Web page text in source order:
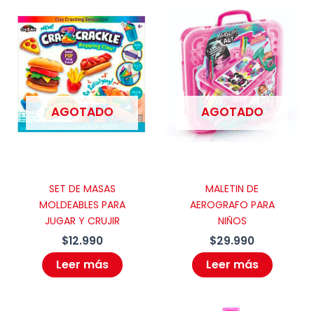
Sé el primero en valorar “ASTRA
V8 COUPE ARMABLE”
Tu dirección de correo electrónico
no será publicada.
Los campos
obligatorios están marcados con
*
Tu puntuación
Nombre*
AGOTADO
SET DE MASAS
MOLDEABLES PARA
JUGAR Y CRUJIR
$12.990
Leer más
AGOTADO
MALETIN DE
AEROGRAFO PARA
NIÑOS
$29.990
Leer más